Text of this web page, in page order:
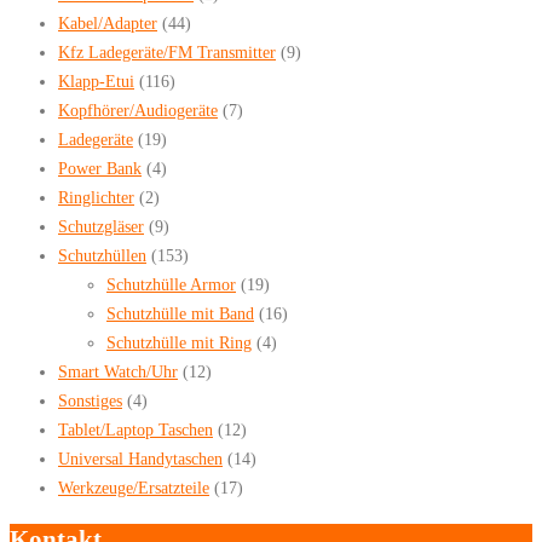
Kabel/Adapter (44)
Kfz Ladegeräte/FM Transmitter (9)
Klapp-Etui (116)
Kopfhörer/Audiogeräte (7)
Ladegeräte (19)
Power Bank (4)
Ringlichter (2)
Schutzgläser (9)
Schutzhüllen (153)
Schutzhülle Armor (19)
Schutzhülle mit Band (16)
Schutzhülle mit Ring (4)
Smart Watch/Uhr (12)
Sonstiges (4)
Tablet/Laptop Taschen (12)
Universal Handytaschen (14)
Werkzeuge/Ersatzteile (17)